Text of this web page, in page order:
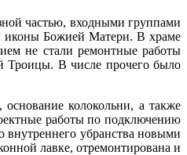
частью, входными группами
иконы Божией Матери. В храме
не стали ремонтные работы
Троицы. В числе прочего было
колокольни, а также
работы по подключению
убранства новыми
лавке, отремонтирована и